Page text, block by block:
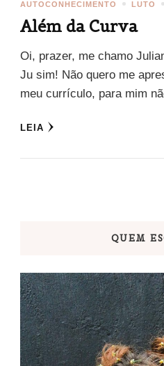
AUTOCONHECIMENTO
LUTO
Além da Curva
Oi, prazer, me chamo
Ju sim! Não quero me
meu currículo, para mim
LEIA
QUEM